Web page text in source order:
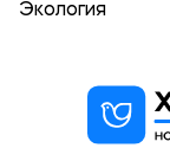
Экология